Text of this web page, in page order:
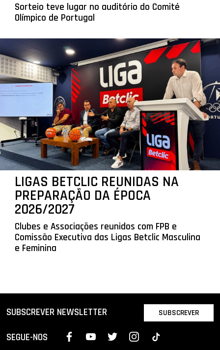
Sorteio teve lugar no auditório do Comité
Olímpico de Portugal
LIGAS BETCLIC REUNIDAS NA
PREPARAÇÃO DA ÉPOCA
2026/2027
Clubes e Associações reunidos com FPB e
Comissão Executiva das Ligas Betclic Masculina
e Feminina
SUBSCREVER NEWSLETTER SUBSCREVER
SEGUE-NOS